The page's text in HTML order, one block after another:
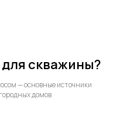
скважины?
— основные источники
домов